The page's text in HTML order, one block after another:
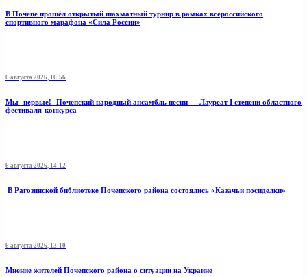
В Почепе прошёл открытый шахматный турнир в рамках всероссийского
спортивного марафона «Сила России»
6 августа 2026, 16:56
Мы- первые! -Почепский народный ансамбль песни — Лауреат I степени областного
фестиваля-конкурса
6 августа 2026, 14:12
В Рагозинской библиотеке Почепского района состоялись «Казачьи посиделки»
6 августа 2026, 13:10
Мнение жителей Почепского района о ситуации на Украине